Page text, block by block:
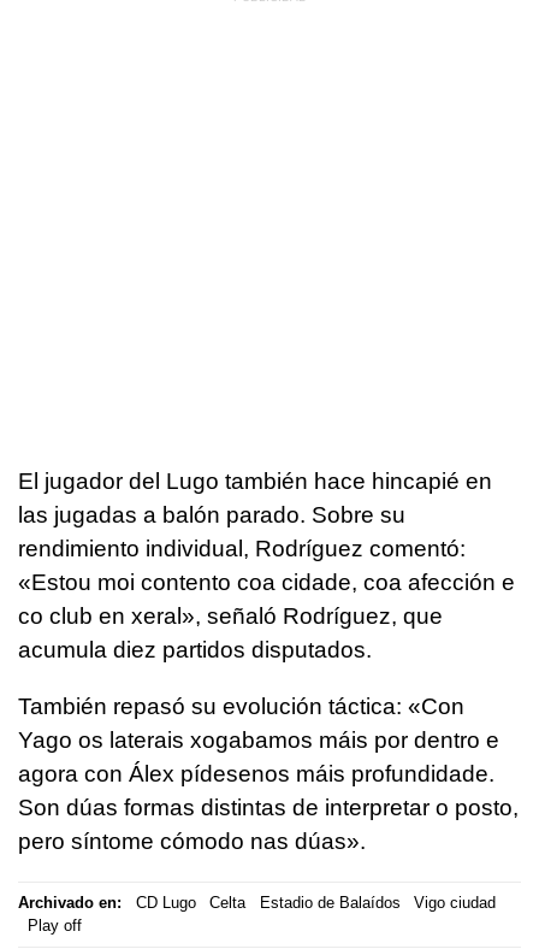
El jugador del Lugo también hace hincapié en
las jugadas a balón parado. Sobre su
rendimiento individual, Rodríguez comentó:
«Estou moi contento coa cidade, coa afección e
co club en xeral», señaló Rodríguez, que
acumula diez partidos disputados.
También repasó su evolución táctica: «Con
Yago os laterais xogabamos máis por dentro e
agora con Álex pídesenos máis profundidade.
Son dúas formas distintas de interpretar o posto,
pero síntome cómodo nas dúas».
Archivado en: CD Lugo Celta Estadio de Balaídos
Vigo ciudad
Play off